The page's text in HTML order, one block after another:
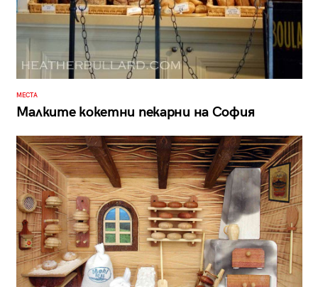
МЕСТА
Малките кокетни пекарни на София